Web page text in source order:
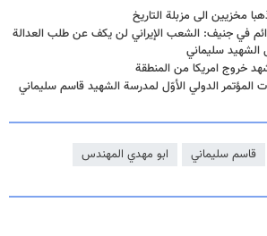
مخزيين الى مزبلة التاريخ
في جنيف: الشعب الإيراني لن يكف عن طلب العدالة
سليماني
خروج امريكا من المنطقة
المؤتمر الدولي الأوّل لمدرسة الشهيد قاسم سليماني
قاسم سليماني ابو مهدي المهندس